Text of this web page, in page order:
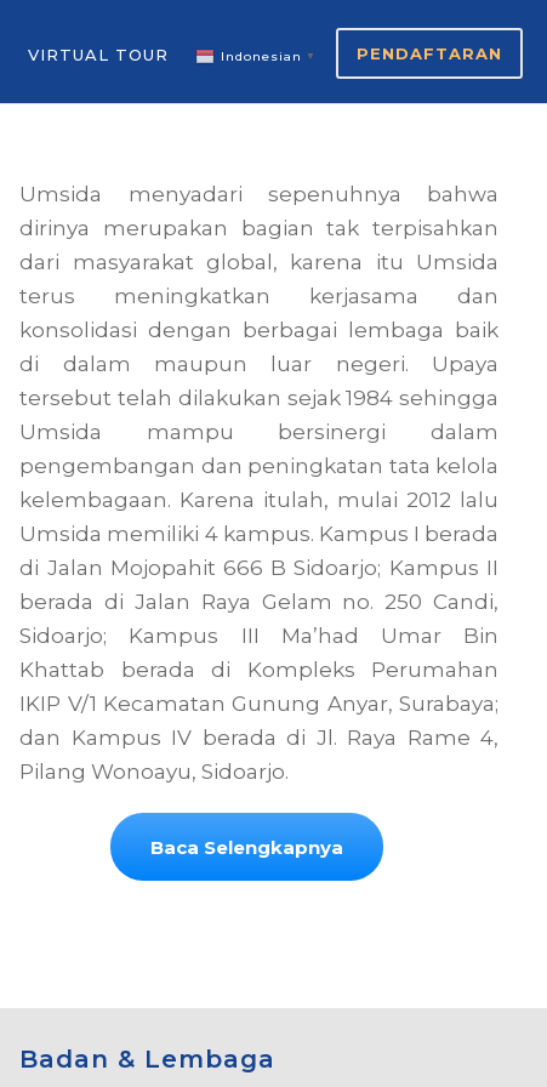
VIRTUAL TOUR Indonesian ▼ PENDAFTARAN
Umsida menyadari sepenuhnya bahwa
dirinya merupakan bagian tak terpisahkan
dari masyarakat global, karena itu Umsida
terus meningkatkan kerjasama dan
konsolidasi dengan berbagai lembaga baik
di dalam maupun luar negeri. Upaya
tersebut telah dilakukan sejak 1984 sehingga
Umsida mampu bersinergi dalam
pengembangan dan peningkatan tata kelola
kelembagaan. Karena itulah, mulai 2012 lalu
Umsida memiliki 4 kampus. Kampus I berada
di Jalan Mojopahit 666 B Sidoarjo; Kampus II
berada di Jalan Raya Gelam no. 250 Candi,
Sidoarjo; Kampus III Ma’had Umar Bin
Khattab berada di Kompleks Perumahan
IKIP V/1 Kecamatan Gunung Anyar, Surabaya;
dan Kampus IV berada di Jl. Raya Rame 4,
Pilang Wonoayu, Sidoarjo.
Baca Selengkapnya
Badan & Lembaga